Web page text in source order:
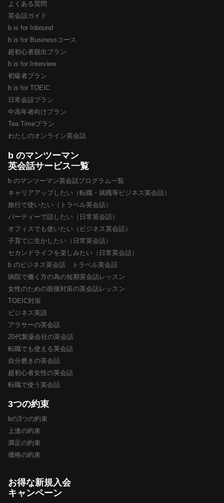
よくある質問
英会話ガイド
b is for Inbound
b is for Businessコース
超初心者脱出プラン
b is for Interview
初級者プラン
b is for TOEIC
日常会話プラン
中高年者向けプラン
Tea Timeプラン
わたしのオンライン英会話
b のマンツーマン
英会話サービス一覧
b のマンツーマン英会話プログラム一覧
キャリアアップしたい（転職・就職等ビジネス英会話）
旅行で使いたい（トラベル英会話）
パーティーで話したい（日常英会話）
オフィスでも使いたい（ビジネス英会話）
子育てに生かしたい（日常英会話）
セカンドライフを楽しみたい（日常英会話）
b のビジネス英会話 トラベル英会話
病院で働く方の為の短期英会話レッスン
女性のための面接対策の英会話レッスン
TOEIC対策
ビジネス英語
アラサーの英会話
20代製薬会社の英会話
転職でも使える英会話
自分磨きの英会話
超初心者女性の英会話
転職で使う英会話
3つの約束
bの3つの約束
上達の約束
満足の約束
価格の約束
お得な新規入会
キャンペーン